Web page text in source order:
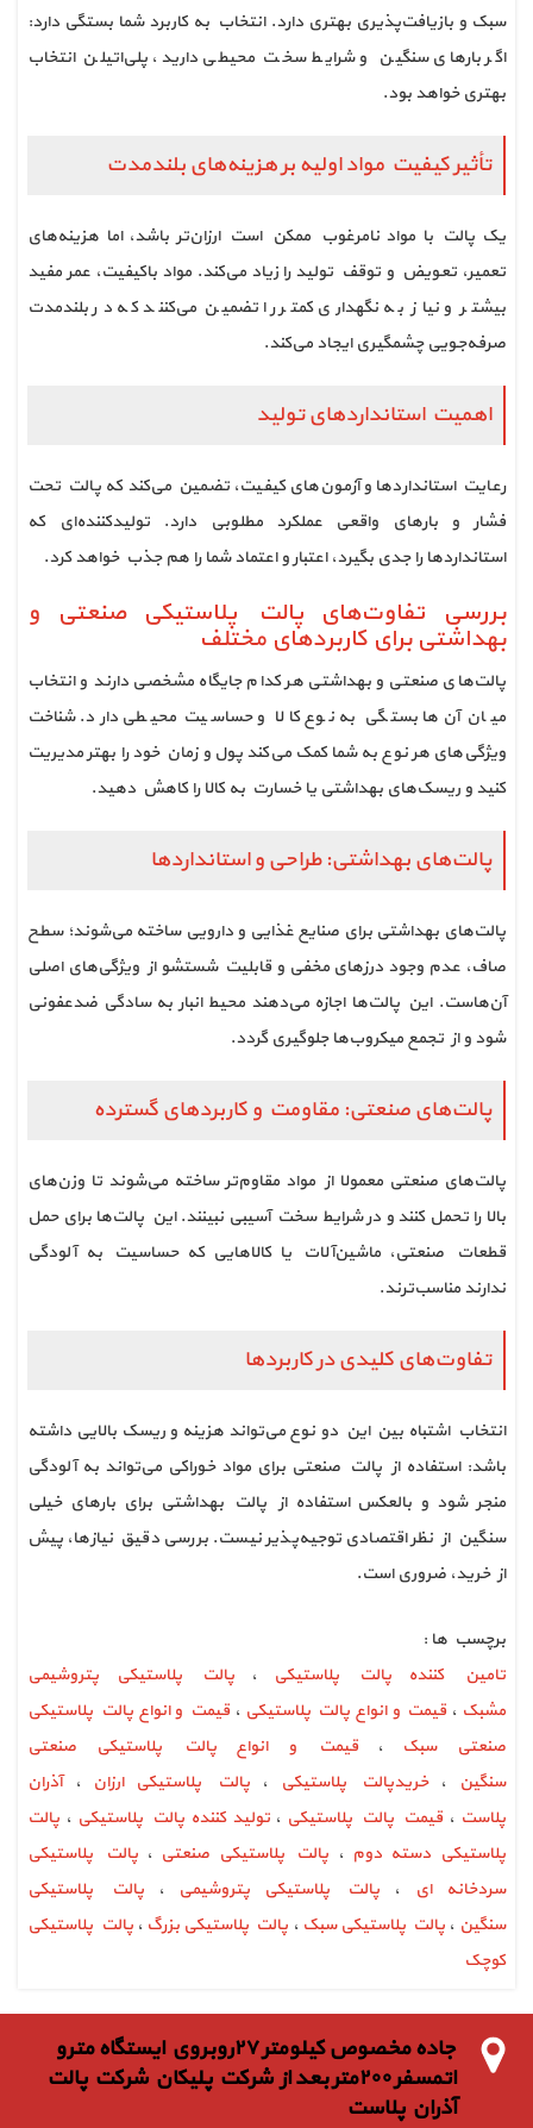
سبک و بازیافت‌پذیری بهتری دارد. انتخاب به کاربرد شما بستگی دارد:
اگر بارهای سنگین و شرایط سخت محیطی دارید، پلی‌اتیلن انتخاب
بهتری خواهد بود.
تأثیر کیفیت مواد اولیه بر هزینه‌های بلندمدت
یک پالت با مواد نامرغوب ممکن است ارزان‌تر باشد، اما هزینه‌های
تعمیر، تعویض و توقف تولید را زیاد می‌کند. مواد باکیفیت، عمر مفید
بیشتر و نیاز به نگهداری کمتر را تضمین می‌کنند که در بلندمدت
صرفه‌جویی چشمگیری ایجاد می‌کند.
اهمیت استانداردهای تولید
رعایت استانداردها و آزمون‌های کیفیت، تضمین می‌کند که پالت تحت
فشار و بارهای واقعی عملکرد مطلوبی دارد. تولیدکننده‌ای که
استانداردها را جدی بگیرد، اعتبار و اعتماد شما را هم جذب خواهد کرد.
بررسی تفاوت‌های پالت پلاستیکی صنعتی و
بهداشتی برای کاربردهای مختلف
پالت‌های صنعتی و بهداشتی هر کدام جایگاه مشخصی دارند و انتخاب
میان آن‌ها بستگی به نوع کالا و حساسیت محیطی دارد. شناخت
ویژگی‌های هر نوع به شما کمک می‌کند پول و زمان خود را بهتر مدیریت
کنید و ریسک‌های بهداشتی یا خسارت به کالا را کاهش دهید.
پالت‌های بهداشتی: طراحی و استانداردها
پالت‌های بهداشتی برای صنایع غذایی و دارویی ساخته می‌شوند؛ سطح
صاف، عدم وجود درزهای مخفی و قابلیت شستشو از ویژگی‌های اصلی
آن‌هاست. این پالت‌ها اجازه می‌دهند محیط انبار به سادگی ضدعفونی
شود و از تجمع میکروب‌ها جلوگیری گردد.
پالت‌های صنعتی: مقاومت و کاربردهای گسترده
پالت‌های صنعتی معمولا از مواد مقاوم‌تر ساخته می‌شوند تا وزن‌های
بالا را تحمل کنند و در شرایط سخت آسیبی نبینند. این پالت‌ها برای حمل
قطعات صنعتی، ماشین‌آلات یا کالاهایی که حساسیت به آلودگی
ندارند مناسب‌ترند.
تفاوت‌های کلیدی در کاربردها
انتخاب اشتباه بین این دو نوع می‌تواند هزینه و ریسک بالایی داشته
باشد: استفاده از پالت صنعتی برای مواد خوراکی می‌تواند به آلودگی
منجر شود و بالعکس استفاده از پالت بهداشتی برای بارهای خیلی
سنگین از نظر اقتصادی توجیه‌پذیر نیست. بررسی دقیق نیازها، پیش
از خرید، ضروری است.
برچسب ها :
تامين كننده پالت پلاستيكي ،پالت پلاستیکی پتروشیمی
مشبک ، قیمت و انواع پالت پلاستیکی ، قیمت و انواع پالت پلاستیکی
صنعتی سبک ،قیمت و انواع پالت پلاستیکی صنعتی
سنگین
،خریدپالت پلاستیکی ،پالت پلاستیکی ارزان ،آذران
پلاست ،قیمت پالت پلاستیکی ،تولید کننده پالت پلاستیکی ، پالت
پلاستیکی دسته دوم ، پالت پلاستیکی صنعتی ،پالت پلاستیکی
سردخانه ای
، پالت پلاستیکی پتروشیمی ،پالت پلاستیکی
سنگین ، پالت پلاستیکی سبک ، پالت پلاستیکی بزرگ ،پالت پلاستیکی
کوچک
جاده مخصوص كيلومتر ٢٧روبروي ايستگاه مترو
اتمسفر ٢٠٠متر بعد از شركت پليكان شركت پالت
آذران پلاست